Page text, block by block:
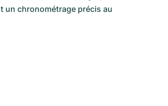
un chronométrage précis au